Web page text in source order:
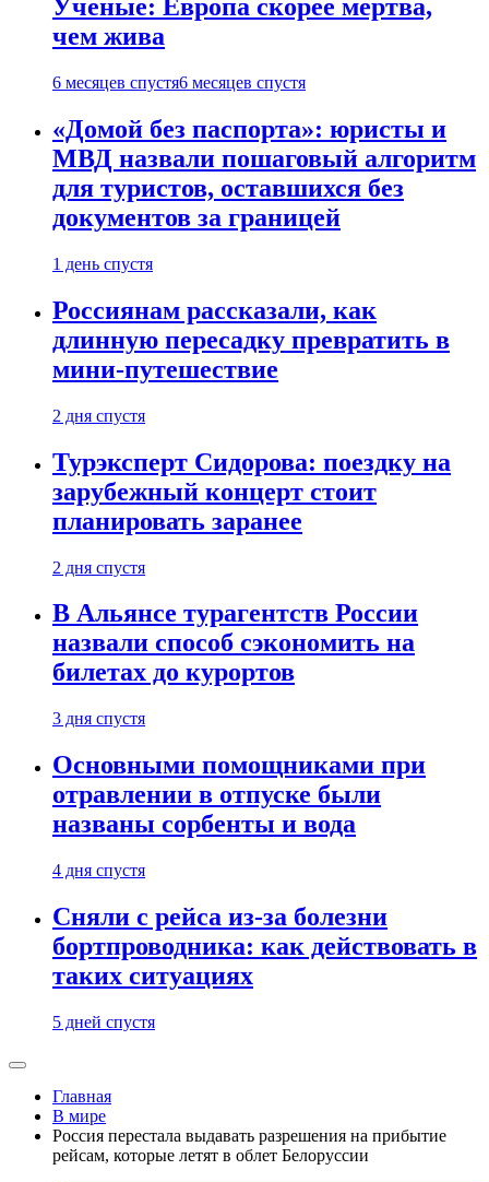
Ученые: Европа скорее мертва,
чем жива
6 месяцев спустя6 месяцев спустя
«Домой без паспорта»: юристы и
МВД назвали пошаговый алгоритм
для туристов, оставшихся без
документов за границей
1 день спустя
Россиянам рассказали, как
длинную пересадку превратить в
мини-путешествие
2 дня спустя
Турэксперт Сидорова: поездку на
зарубежный концерт стоит
планировать заранее
2 дня спустя
В Альянсе турагентств России
назвали способ сэкономить на
билетах до курортов
3 дня спустя
Основными помощниками при
отравлении в отпуске были
названы сорбенты и вода
4 дня спустя
Сняли с рейса из-за болезни
бортпроводника: как действовать в
таких ситуациях
5 дней спустя
Главная
В мире
Россия перестала выдавать разрешения на прибытие
рейсам, которые летят в облет Белоруссии